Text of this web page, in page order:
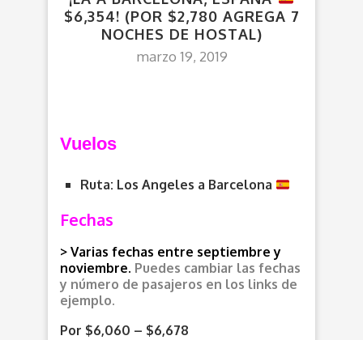
$6,354! (POR $2,780 AGREGA 7
NOCHES DE HOSTAL)
marzo 19, 2019
Vuelos
Ruta: Los Angeles a Barcelona
Fechas
> Varias fechas entre septiembre y
noviembre. Puedes cambiar las fechas
y número de pasajeros en los links de
ejemplo.
Por $6,060 – $6,678